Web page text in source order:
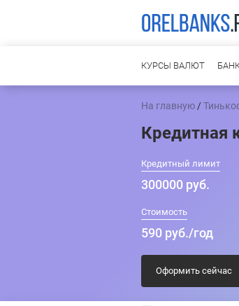
КУРСЫ ВАЛЮТ
На главную /
Кредитная
Кредитный лимит
300000 руб.
Стоимость
590 руб./год
Оформить сейчас